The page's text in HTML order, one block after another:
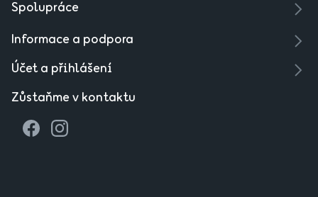
Spolupráce
Informace a podpora
Účet a přihlášení
Zůstaňme v kontaktu